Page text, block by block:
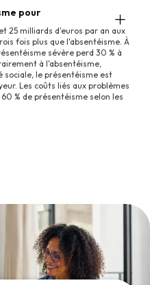
pour
25 milliards d'euros par an aux
fois plus que l'absentéisme. À
sévère perd 30 % à
à l'absentéisme,
le présentéisme est
Les coûts liés aux problèmes
% de présentéisme selon les